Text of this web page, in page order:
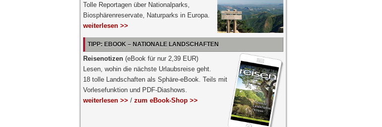
Tolle Reportagen über Nationalparks,
Biosphärenreservate, Naturparks in Europa.
weiterlesen >>
TIPP: EBOOK – NATIONALE LANDSCHAFTEN
Reisenotizen (eBook für nur 2,39 EUR)
Lesen, wohin die nächste Urlaubsreise geht.
18 tolle Landschaften als Sphäre-eBook. Teils mit
Vorlesefunktion und PDF-Diashows.
weiterlesen >> / zum eBook-Shop >>